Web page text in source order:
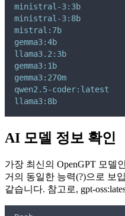
ministral-3:3b
ministral-3:8b
mistral:7b
gemma3:4b
llama3.2:3b
gemma3:1b
gemma3:270m
qwen2.5-coder:latest
llama3:8b
AI 모델 정보 확인
가장 최신의 OpenGPT 모델
거의 동일한 능력(?)으로 보
같습니다. 참고로, gpt-